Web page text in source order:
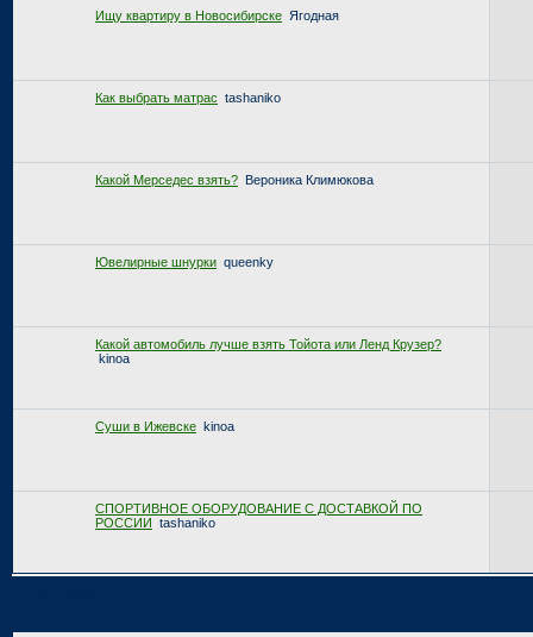
Ищу квартиру в Новосибирске Ягодная
Как выбрать матрас tashaniko
Какой Мерседес взять? Вероника Климюкова
Ювелирные шнурки queenky
Какой автомобиль лучше взять Тойота или Ленд Крузер?
kinoa
Суши в Ижевске kinoa
СПОРТИВНОЕ ОБОРУДОВАНИЕ С ДОСТАВКОЙ ПО
РОССИИ tashaniko